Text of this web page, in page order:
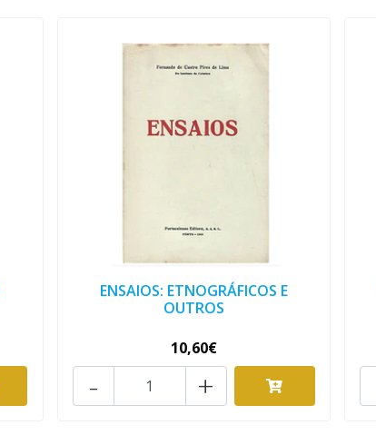
ENSAIOS: ETNOGRÁFICOS E
OUTROS
10,60€
+
-